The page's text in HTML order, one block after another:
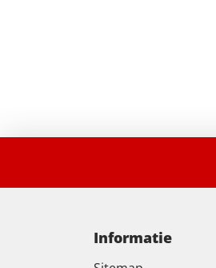
Informatie